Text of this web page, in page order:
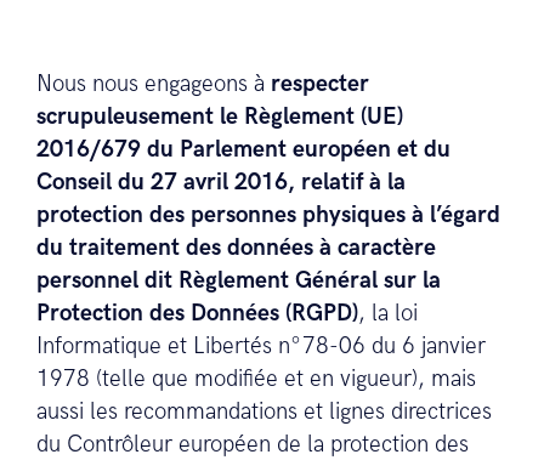
Nous nous engageons à respecter
scrupuleusement le Règlement (UE)
2016/679 du Parlement européen et du
Conseil du 27 avril 2016, relatif à la
protection des personnes physiques à l’égard
du traitement des données à caractère
personnel dit Règlement Général sur la
Protection des Données (RGPD), la loi
Informatique et Libertés n°78-06 du 6 janvier
1978 (telle que modifiée et en vigueur), mais
aussi les recommandations et lignes directrices
du Contrôleur européen de la protection des